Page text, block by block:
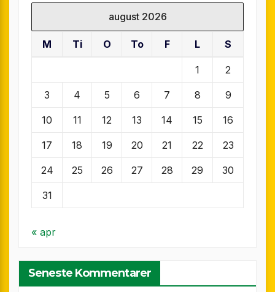
august 2026
M Ti O To F L S
1 2
3 4 5 6 7 8 9
10 11 12 13 14 15 16
17 18 19 20 21 22 23
24 25 26 27 28 29 30
31
« apr
Seneste Kommentarer